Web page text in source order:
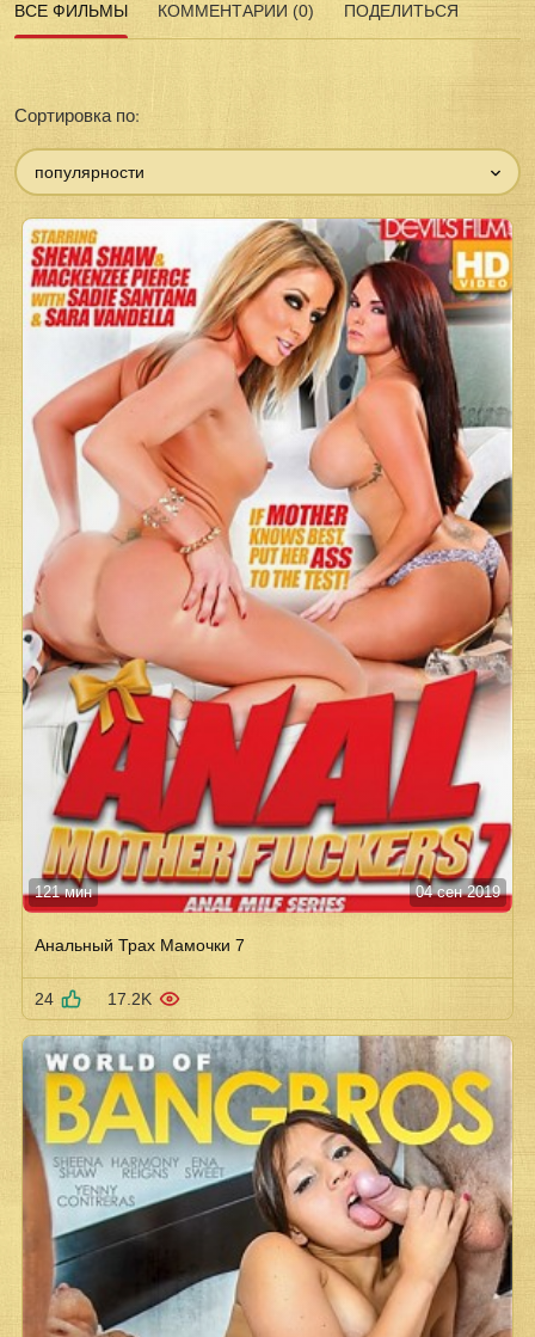
ВСЕ ФИЛЬМЫ КОММЕНТАРИИ (0) ПОДЕЛИТЬСЯ
Сортировка по:
популярности
121 мин 04 сен 2019
Анальный Трах Мамочки 7
24 17.2K